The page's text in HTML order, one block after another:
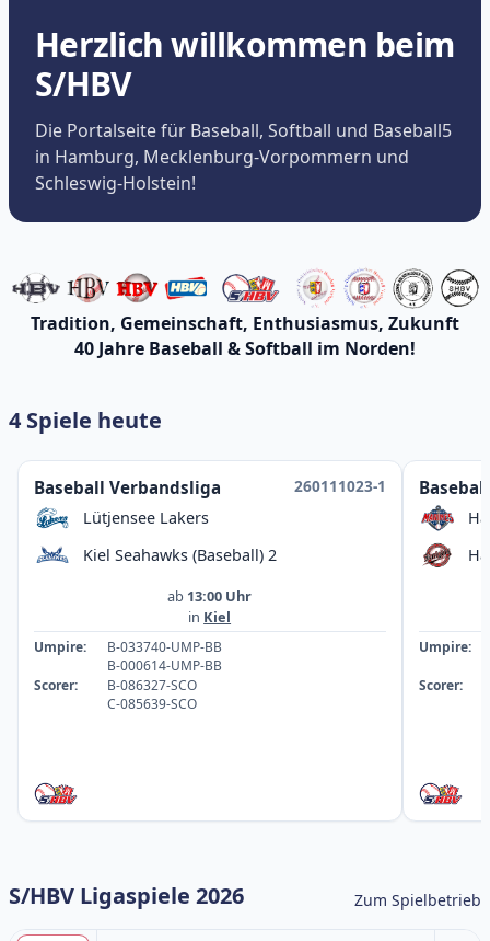
Herzlich willkommen beim
S/HBV
Die Portalseite für Baseball, Softball und Baseball5
in Hamburg, Mecklenburg-Vorpommern und
Schleswig-Holstein!
Tradition, Gemeinschaft, Enthusiasmus, Zukunft
40 Jahre Baseball & Softball im Norden!
4 Spiele heute
Baseball Verbandsliga
260111023-1
Lütjensee Lakers
Kiel Seahawks (Baseball) 2
ab 13:00 Uhr
in Kiel
Umpire:
B-033740-UMP-BB
B-000614-UMP-BB
Scorer:
B-086327-SCO
C-085639-SCO
Umpire:
Scorer:
S/HBV Ligaspiele 2026 Zum Spielbetrieb